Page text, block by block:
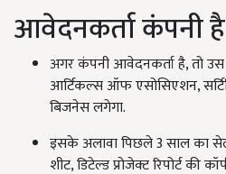
आवेदनकर्ता कंपनी
अगर कंपनी आवेदनकर्ता है, तो
आर्टिकल्‍स ऑफ एसोसिएशन,
बिजनेस लगेगा.
इसके अलावा पिछले 3 साल का
शीट, डिटेल्‍ड प्रोजेक्‍ट रिपोर्ट की